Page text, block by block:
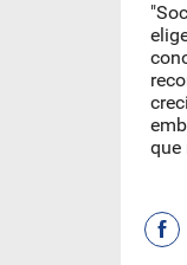
que